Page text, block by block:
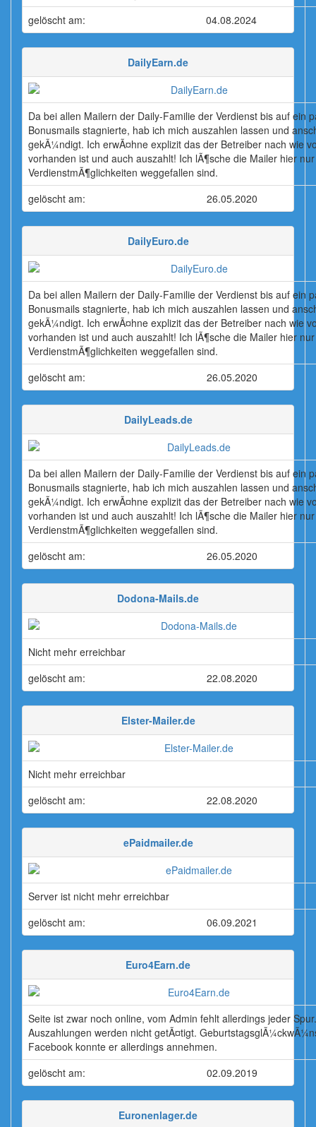
gelöscht am:
04.08.2024
DailyEarn.de
Da bei allen Mailern der Daily-Familie der Verdienst bis auf ein
Bonusmails stagnierte, hab ich mich auszahlen lassen und
gekÃ¼ndigt. Ich erwÃ¤hne explizit das der Betreiber nach wie
vorhanden ist und auch auszahlt! Ich lÃ¶sche die Mailer hier
VerdienstmÃ¶glichkeiten weggefallen sind.
gelöscht am:
26.05.2020
DailyEuro.de
Da bei allen Mailern der Daily-Familie der Verdienst bis auf ein
Bonusmails stagnierte, hab ich mich auszahlen lassen und
gekÃ¼ndigt. Ich erwÃ¤hne explizit das der Betreiber nach wie
vorhanden ist und auch auszahlt! Ich lÃ¶sche die Mailer hier
VerdienstmÃ¶glichkeiten weggefallen sind.
gelöscht am:
26.05.2020
DailyLeads.de
Da bei allen Mailern der Daily-Familie der Verdienst bis auf ein
Bonusmails stagnierte, hab ich mich auszahlen lassen und
gekÃ¼ndigt. Ich erwÃ¤hne explizit das der Betreiber nach wie
vorhanden ist und auch auszahlt! Ich lÃ¶sche die Mailer hier
VerdienstmÃ¶glichkeiten weggefallen sind.
gelöscht am:
26.05.2020
Dodona-Mails.de
Nicht mehr erreichbar
gelöscht am:
22.08.2020
Elster-Mailer.de
Nicht mehr erreichbar
gelöscht am:
22.08.2020
ePaidmailer.de
Server ist nicht mehr erreichbar
gelöscht am:
06.09.2021
Euro4Earn.de
Seite ist zwar noch online, vom Admin fehlt allerdings jeder Spur.
Auszahlungen werden nicht getÃ¤tigt.
Facebook konnte er allerdings annehmen.
gelöscht am:
02.09.2019
Euronenlager.de